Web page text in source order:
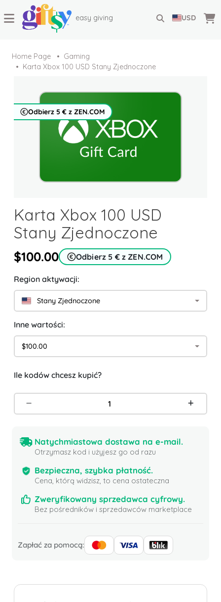
easy giving USD
Home Page
Gaming
Karta Xbox 100 USD Stany Zjednoczone
Odbierz 5 € z ZEN.COM
Karta Xbox 100 USD
Stany Zjednoczone
$100.00 Odbierz 5 € z ZEN.COM
Region aktywacji:
Stany Zjednoczone
Inne wartości:
$100.00
Ile kodów chcesz kupić?
Natychmiastowa dostawa na e-mail.
Otrzymasz kod i użyjesz go od razu
Bezpieczna, szybka płatność.
Cena, którą widzisz, to cena ostateczna
Zweryfikowany sprzedawca cyfrowy.
Bez pośredników i sprzedawców marketplace
Zapłać za pomocą: